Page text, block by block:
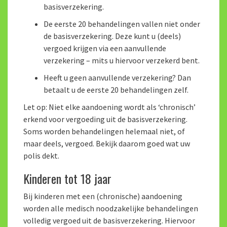
basisverzekering.
De eerste 20 behandelingen vallen niet onder
de basisverzekering. Deze kunt u (deels)
vergoed krijgen via een aanvullende
verzekering – mits u hiervoor verzekerd bent.
Heeft u geen aanvullende verzekering? Dan
betaalt u de eerste 20 behandelingen zelf.
Let op: Niet elke aandoening wordt als ‘chronisch’
erkend voor vergoeding uit de basisverzekering.
Soms worden behandelingen helemaal niet, of
maar deels, vergoed. Bekijk daarom goed wat uw
polis dekt.
Kinderen tot 18 jaar
Bij kinderen met een (chronische) aandoening
worden alle medisch noodzakelijke behandelingen
volledig vergoed uit de basisverzekering. Hiervoor